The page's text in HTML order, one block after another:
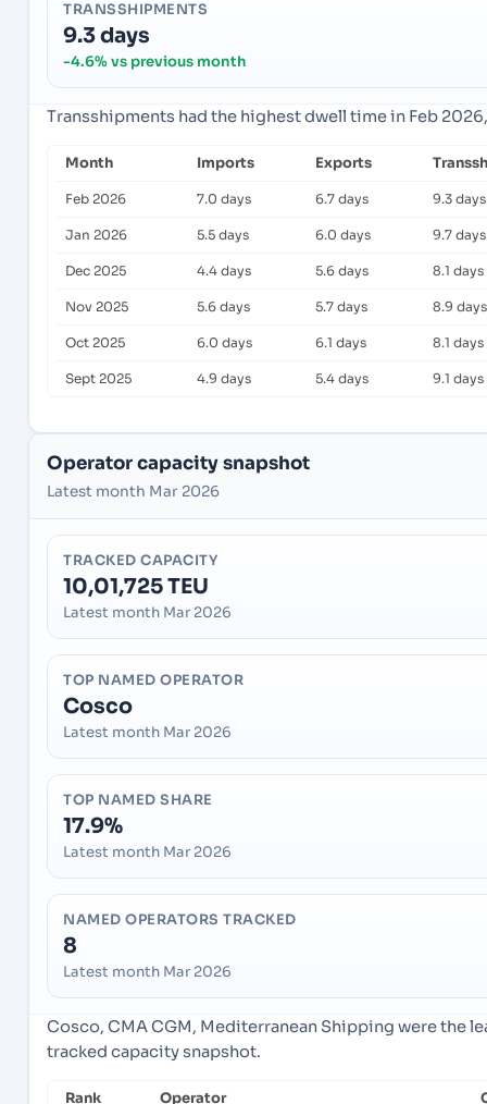
TRANSSHIPMENTS
9.3 days
-4.6% vs previous month
Transshipments had the highest dwell time in Feb
Month Imports Exports
Feb 2026 7.0 days 6.7 days 9.3 days
Jan 2026 5.5 days 6.0 days 9.7 days
Dec 2025 4.4 days 5.6 days 8.1 days
Nov 2025 5.6 days 5.7 days 8.9 days
Oct 2025 6.0 days 6.1 days 8.1 days
Sept 2025 4.9 days 5.4 days 9.1 days
Operator capacity snapshot
Latest month Mar 2026
TRACKED CAPACITY
10,01,725 TEU
Latest month Mar 2026
TOP NAMED OPERATOR
Cosco
Latest month Mar 2026
TOP NAMED SHARE
17.9%
Latest month Mar 2026
NAMED OPERATORS TRACKED
8
Latest month Mar 2026
Cosco, CMA CGM, Mediterranean Shipping were the
tracked capacity snapshot.
Rank Operator